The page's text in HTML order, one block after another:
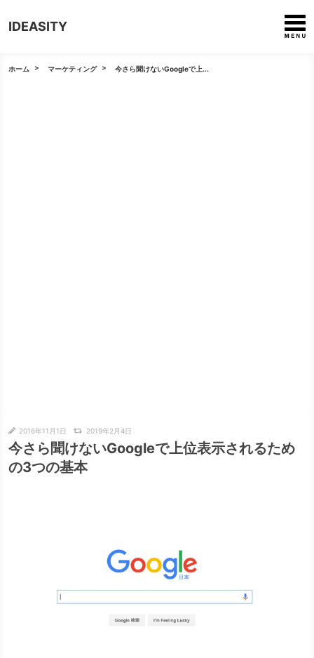
IDEASITY
ホーム マーケティング 今さら聞けないGoogleで上...
2016年11月1日 2019年2月4日
今さら聞けないGoogleで上位表示されるため
の3つの基本